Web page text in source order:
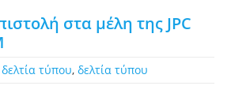
στα μέλη της JPC
δελτία τύπου, δελτία τύπου